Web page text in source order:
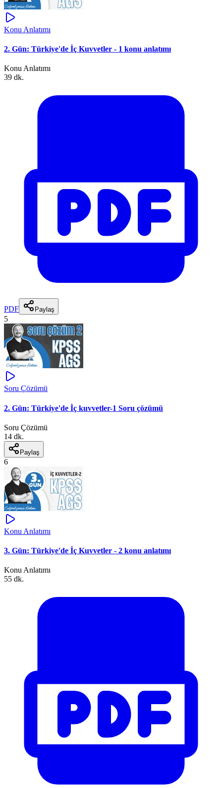
Konu Anlatımı
2. Gün: Türkiye'de İç Kuvvetler - 1 konu anlatımı
Konu Anlatımı
39 dk.
PDF Paylaş
5
Soru Çözümü
2. Gün: Türkiye'de İç kuvvetler-1 Soru çözümü
Soru Çözümü
14 dk.
Paylaş
6
Konu Anlatımı
3. Gün: Türkiye'de İç Kuvvetler - 2 konu anlatımı
Konu Anlatımı
55 dk.